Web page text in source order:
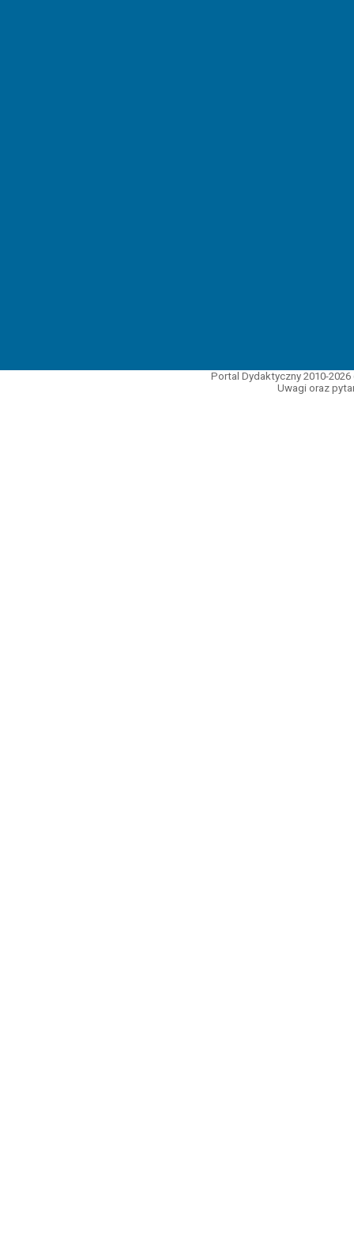
Portal Dydaktyczny 2010-
Uwagi oraz